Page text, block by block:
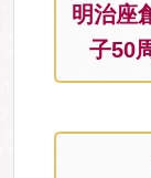
明治座
子50